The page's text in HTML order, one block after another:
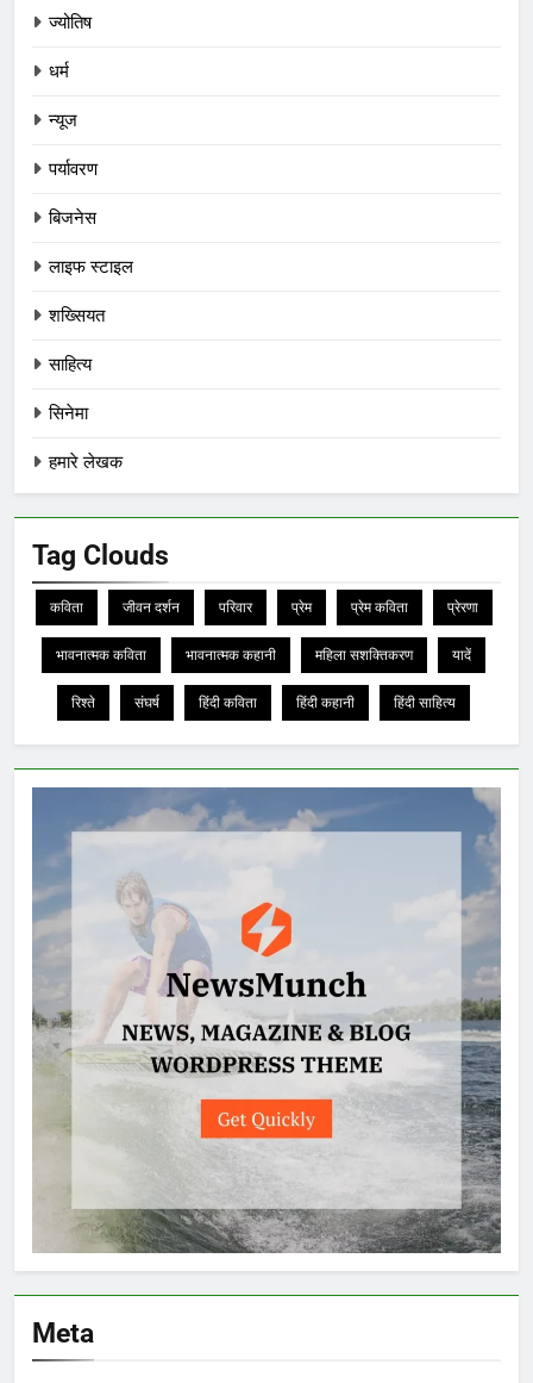
ज्योतिष
धर्म
न्यूज
पर्यावरण
बिजनेस
लाइफ स्टाइल
शख्सियत
साहित्य
सिनेमा
हमारे लेखक
Tag Clouds
कविता जीवन दर्शन परिवार प्रेम प्रेम कविता प्रेरणा
भावनात्मक कविता भावनात्मक कहानी महिला सशक्तिकरण यादें
रिश्ते संघर्ष हिंदी कविता हिंदी कहानी हिंदी साहित्य
Meta